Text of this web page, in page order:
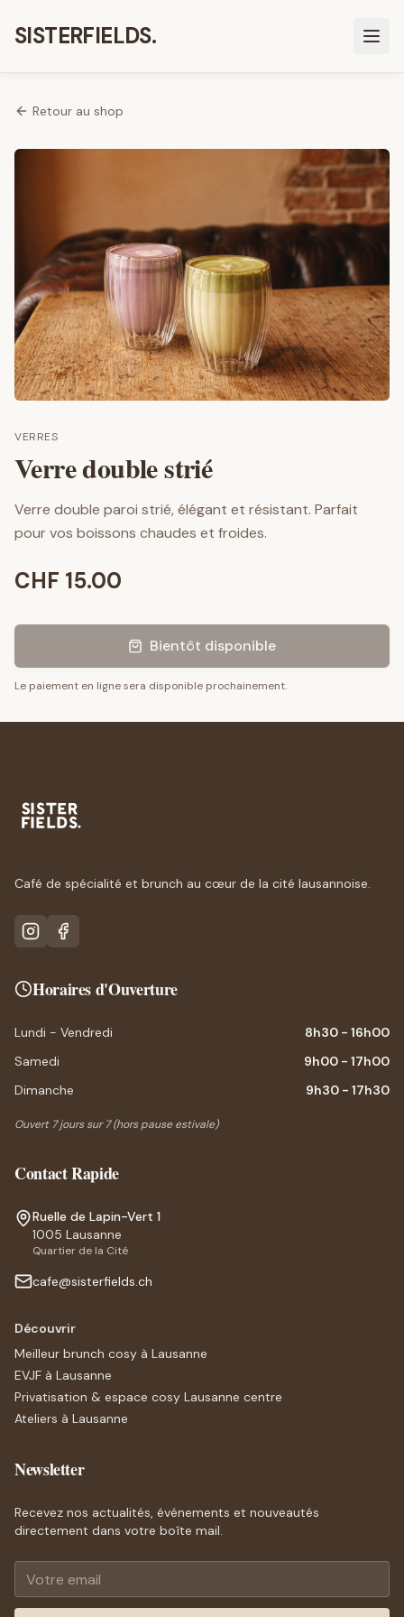
SISTERFIELDS.
Retour au shop
VERRES
Verre double strié
Verre double paroi strié, élégant et résistant. Parfait
pour vos boissons chaudes et froides.
CHF 15.00
Bientôt disponible
Le paiement en ligne sera disponible prochainement.
Café de spécialité et brunch au cœur de la cité lausannoise.
Horaires d'Ouverture
Lundi - Vendredi
8h30 - 16h00
Samedi
9h00 - 17h00
Dimanche
9h30 - 17h30
Ouvert 7 jours sur 7 (hors pause estivale)
Contact Rapide
Ruelle de Lapin-Vert 1
1005 Lausanne
Quartier de la Cité
cafe@sisterfields.ch
Découvrir
Meilleur brunch cosy à Lausanne
EVJF à Lausanne
Privatisation & espace cosy Lausanne centre
Ateliers à Lausanne
Newsletter
Recevez nos actualités, événements et nouveautés
directement dans votre boîte mail.